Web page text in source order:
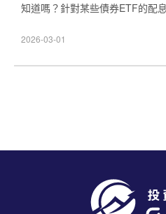
知道嗎？針對某些債券ETF的配
如何確認你的IB退稅是否已入帳
「如何查詢IB股息稅退稅的進度
2026-03-01